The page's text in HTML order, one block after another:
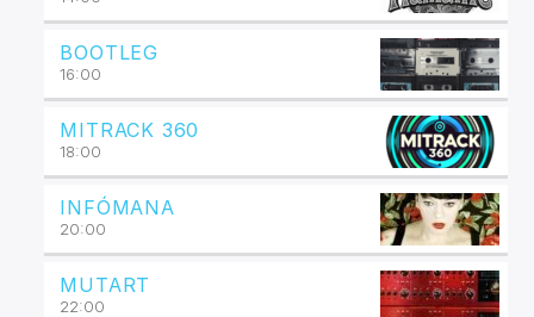
BOOTLEG
16:00
MITRACK 360
18:00
INFÓMANA
20:00
MUTART
22:00